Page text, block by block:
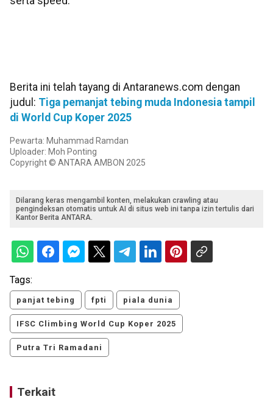
Berita ini telah tayang di Antaranews.com dengan
judul: Tiga pemanjat tebing muda Indonesia tampil
di World Cup Koper 2025
Pewarta: Muhammad Ramdan
Uploader: Moh Ponting
Copyright © ANTARA AMBON 2025
Dilarang keras mengambil konten, melakukan crawling atau
pengindeksan otomatis untuk AI di situs web ini tanpa izin tertulis dari
Kantor Berita ANTARA.
Tags:
panjat tebing fpti piala dunia
IFSC Climbing World Cup Koper 2025
Putra Tri Ramadani
Terkait